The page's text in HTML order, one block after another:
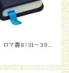
マ書8：31～39「神
」2025.09.28